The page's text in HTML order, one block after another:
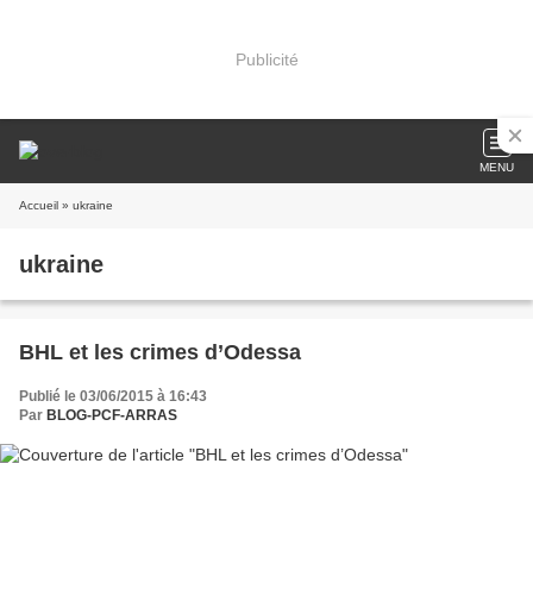
Publicité
MENU
Accueil » ukraine
ukraine
BHL et les crimes d’Odessa
Publié le 03/06/2015 à 16:43
Par BLOG-PCF-ARRAS